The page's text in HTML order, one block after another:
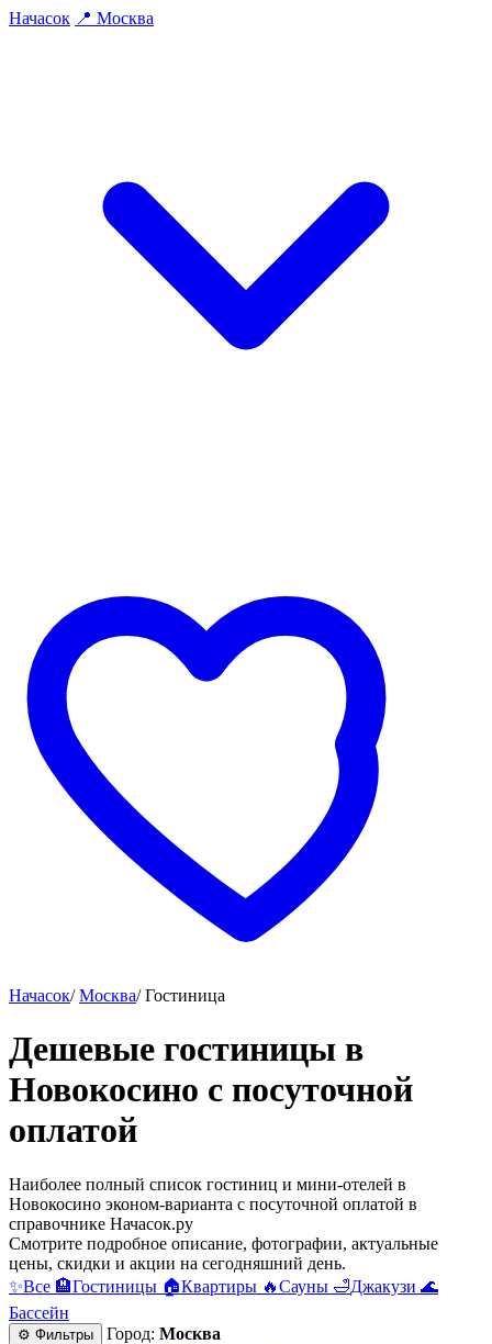
Начасок 📍 Москва
Начасок/ Москва/ Гостиница
Дешевые гостиницы в
Новокосино c посуточной
оплатой
Наиболее полный список гостиниц и мини-отелей в
Новокосино эконом-варианта c посуточной оплатой в
справочнике Начасок.ру
Смотрите подробное описание, фотографии, актуальные
цены, скидки и акции на сегодняшний день.
✨Все 🏨Гостиницы 🏠Квартиры 🔥Сауны 🛁Джакузи 🌊
Бассейн
⚙ Фильтры Город: Москва